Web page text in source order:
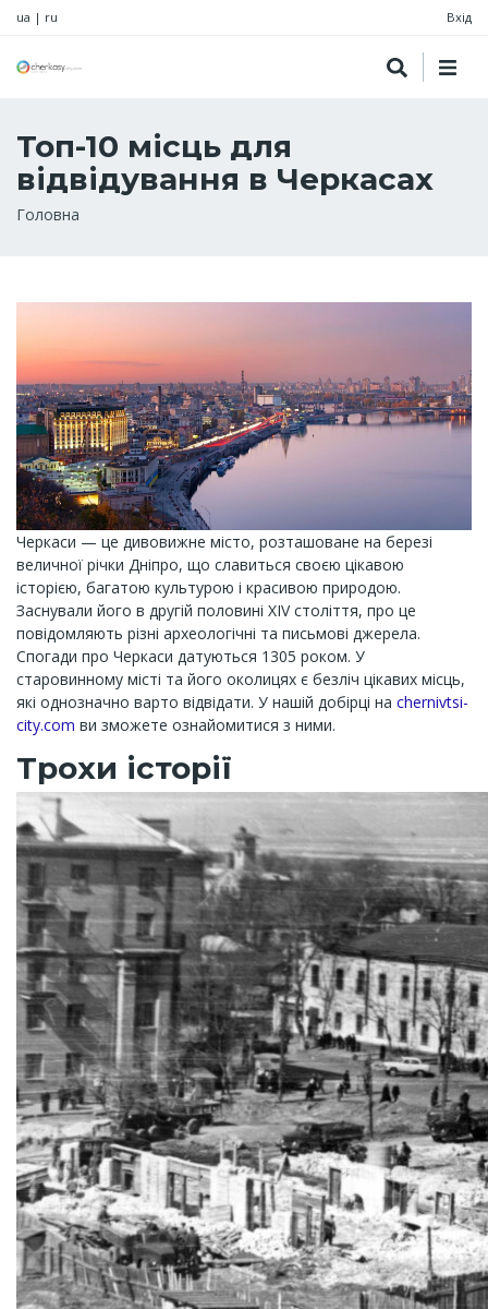
ua | ru Вхід
Топ-10 місць для
відвідування в Черкасах
Рядок
Головна
Черкаси — це дивовижне місто, розташоване на березі
величної річки Дніпро, що славиться своєю цікавою
історією, багатою культурою і красивою природою.
Заснували його в другій половині XIV століття, про це
повідомляють різні археологічні та письмові джерела.
Спогади про Черкаси датуються 1305 роком. У
старовинному місті та його околицях є безліч цікавих місць,
які однозначно варто відвідати. У нашій добірці на chernivtsi-
city.com ви зможете ознайомитися з ними.
Трохи історії